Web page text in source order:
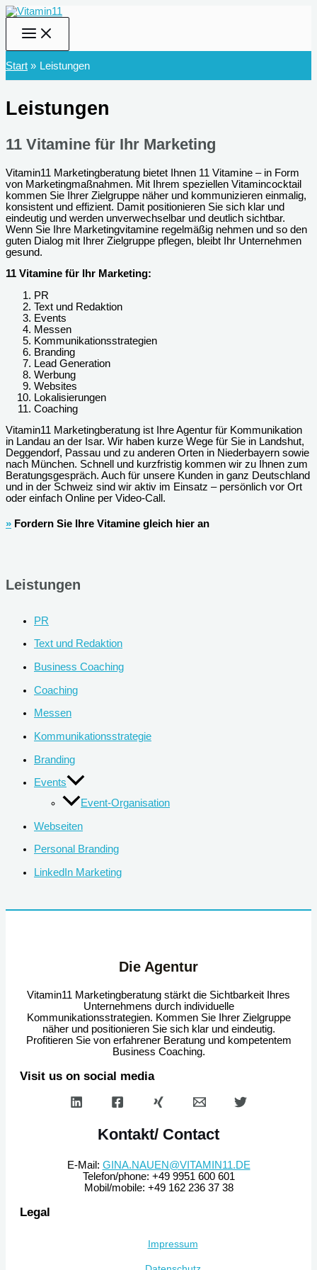
Zum
Inhalt
springen
Start Leistungen
Leistungen
11 Vitamine für Ihr Marketing
Vitamin11 Marketingberatung bietet Ihnen 11 Vitamine – in Form
von Marketingmaßnahmen. Mit Ihrem speziellen Vitamincocktail
kommen Sie Ihrer Zielgruppe näher und kommunizieren einmalig,
konsistent und effizient. Damit positionieren Sie sich klar und
eindeutig und werden unverwechselbar und deutlich sichtbar.
Wenn Sie Ihre Marketingvitamine regelmäßig nehmen und so den
guten Dialog mit Ihrer Zielgruppe pflegen, bleibt Ihr Unternehmen
gesund.
11 Vitamine für Ihr Marketing:
PR
Text und Redaktion
Events
Messen
Kommunikationsstrategien
Branding
Lead Generation
Werbung
Websites
Lokalisierungen
Coaching
Vitamin11 Marketingberatung ist Ihre Agentur für Kommunikation
in Landau an der Isar. Wir haben kurze Wege für Sie in Landshut,
Deggendorf, Passau und zu anderen Orten in Niederbayern sowie
nach München. Schnell und kurzfristig kommen wir zu Ihnen zum
Beratungsgespräch. Auch für unsere Kunden in ganz Deutschland
und in der Schweiz sind wir aktiv im Einsatz – persönlich vor Ort
oder einfach Online per Video-Call.
» Fordern Sie Ihre Vitamine gleich hier an
Leistungen
PR
Text und Redaktion
Business Coaching
Coaching
Messen
Kommunikationsstrategie
Branding
Events
Event-Organisation
Webseiten
Personal Branding
LinkedIn Marketing
Die Agentur
Vitamin11 Marketingberatung stärkt die Sichtbarkeit Ihres
Unternehmens durch individuelle
Kommunikationsstrategien. Kommen Sie Ihrer Zielgruppe
näher und positionieren Sie sich klar und eindeutig.
Profitieren Sie von erfahrener Beratung und kompetentem
Business Coaching.
Visit us on social media
Kontakt/ Contact
E-Mail: GINA.NAUEN@VITAMIN11.DE
Telefon/phone: +49 9951 600 601
Mobil/mobile: +49 162 236 37 38
Legal
Impressum